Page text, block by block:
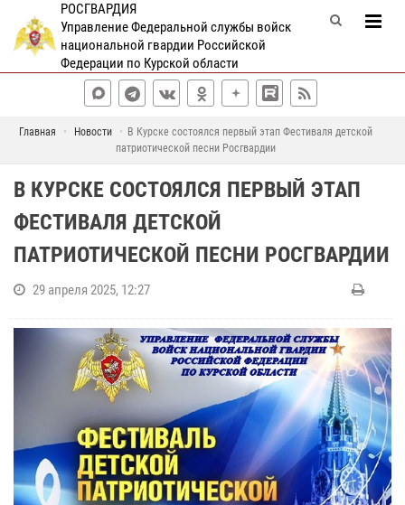
РОСГВАРДИЯ
Управление Федеральной службы войск
национальной гвардии Российской
Федерации по Курской области
Главная Новости
В Курске состоялся первый этап Фестиваля детской
патриотической песни Росгвардии
В КУРСКЕ СОСТОЯЛСЯ ПЕРВЫЙ ЭТАП
ФЕСТИВАЛЯ ДЕТСКОЙ
ПАТРИОТИЧЕСКОЙ ПЕСНИ РОСГВАРДИИ
29 апреля 2025, 12:27